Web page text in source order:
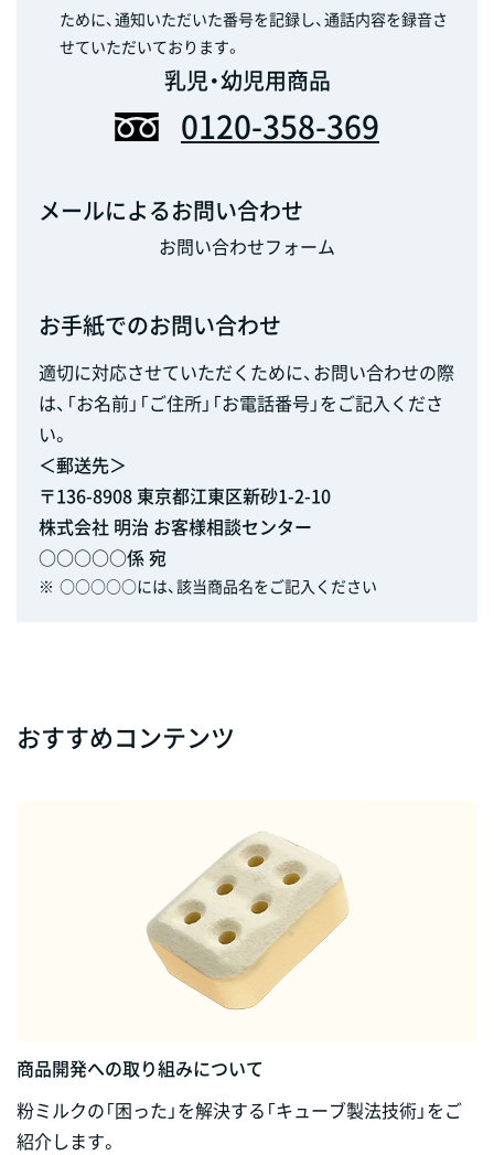
ために、通知いただいた番号を記録し、通話内容を録音さ
せていただいております。
乳児・幼児用商品
0120-358-369
メールによるお問い合わせ
お問い合わせフォーム
お手紙でのお問い合わせ
適切に対応させていただくために、お問い合わせの際
は、「お名前」「ご住所」「お電話番号」をご記入くださ
い。
＜郵送先＞
〒136-8908 東京都江東区新砂1-2-10
株式会社 明治 お客様相談センター
○○○○○係 宛
※ ○○○○○には、該当商品名をご記入ください
おすすめコンテンツ
商品開発への取り組みについて
粉ミルクの「困った」を解決する「キューブ製法技術」をご
紹介します。